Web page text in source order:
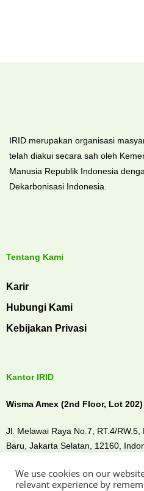
IRID merupakan organisasi
telah diakui secara sah oleh
Manusia Republik Indonesia
Dekarbonisasi Indonesia.
Tentang Kami
Karir
Hubungi Kami
Kebijakan Privasi
Kantor IRID
Wisma Amex (2nd Floor, Lot 202)
Jl. Melawai Raya No.7, RT.4/RW.5,
Baru, Jakarta Selatan, 12160,
Temui kami di
We use cookies on our
relevant experience by